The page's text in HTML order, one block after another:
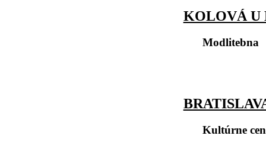
KOLOVÁ U
Modlitebna
Kultúrne